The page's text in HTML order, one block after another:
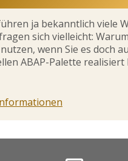
ja bekanntlich viele
sich vielleicht:
wenn Sie es doch
ABAP-Palette realisiert